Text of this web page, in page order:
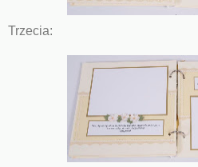
Trzecia: